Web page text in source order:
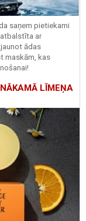
saņem pietiekami
ar
ādas
maskām, kas
LĪMEŅA